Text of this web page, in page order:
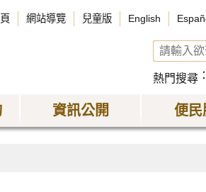
網站導覽 兒童版 English
熱門搜尋
資訊公開 便民